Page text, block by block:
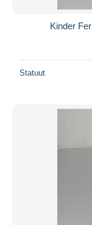
Kinder
Statuut